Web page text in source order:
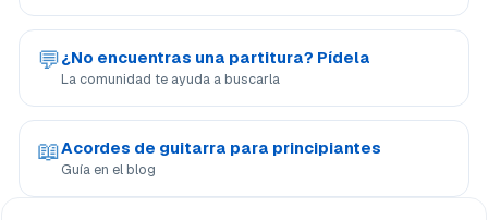
💬¿No encuentras una partitura? Pídela
La comunidad te ayuda a buscarla
📖Acordes de guitarra para principiantes
Guía en el blog